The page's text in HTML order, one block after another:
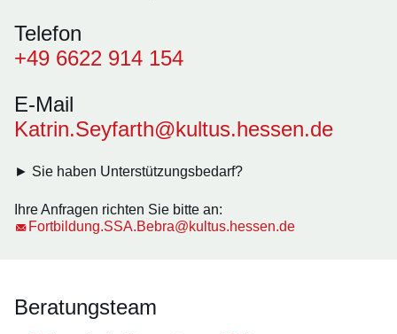
Telefon
+49 6622 914 154
E-Mail
Katrin.Seyfarth@kultus.hessen.de
► Sie haben Unterstützungsbedarf?
Ihre Anfragen richten Sie bitte an:
Fortbildung.SSA.Bebra@kultus.hessen.de
Beratungsteam